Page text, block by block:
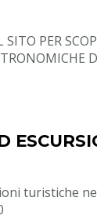
SITO PER
turistiche